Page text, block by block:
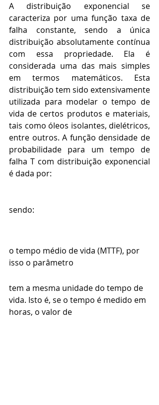
A distribuição exponencial se
caracteriza por uma função taxa de
falha constante, sendo a única
distribuição absolutamente contínua
com essa propriedade. Ela é
considerada uma das mais simples
em termos matemáticos. Esta
distribuição tem sido extensivamente
utilizada para modelar o tempo de
vida de certos produtos e materiais,
tais como óleos isolantes, dielétricos,
entre outros. A função densidade de
probabilidade para um tempo de
falha T com distribuição exponencial
é dada por:
sendo:
o tempo médio de vida (MTTF), por
isso o parâmetro
tem a mesma unidade do tempo de
vida. Isto é, se o tempo é medido em
horas, o valor de